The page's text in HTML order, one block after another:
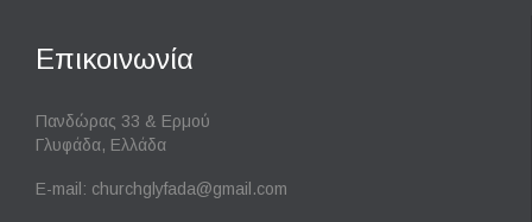
Επικοινωνία
Πανδώρας 33 & Ερμού
Γλυφάδα, Ελλάδα
E-mail: churchglyfada@gmail.com